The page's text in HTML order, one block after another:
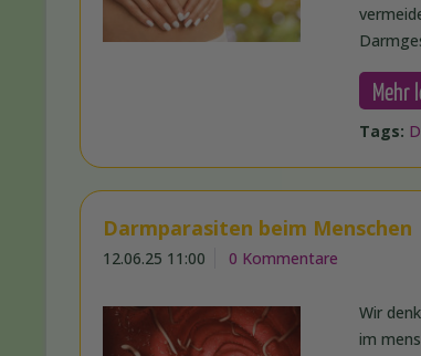
Mehr
Tags:
Darmparasiten beim Menschen
12.06.25 11:00 0 Kommentare
Wir
im